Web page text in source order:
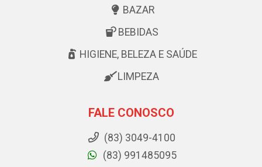
BAZAR
BEBIDAS
HIGIENE, BELEZA E SAÚDE
LIMPEZA
FALE CONOSCO
(83) 3049-4100
(83) 991485095